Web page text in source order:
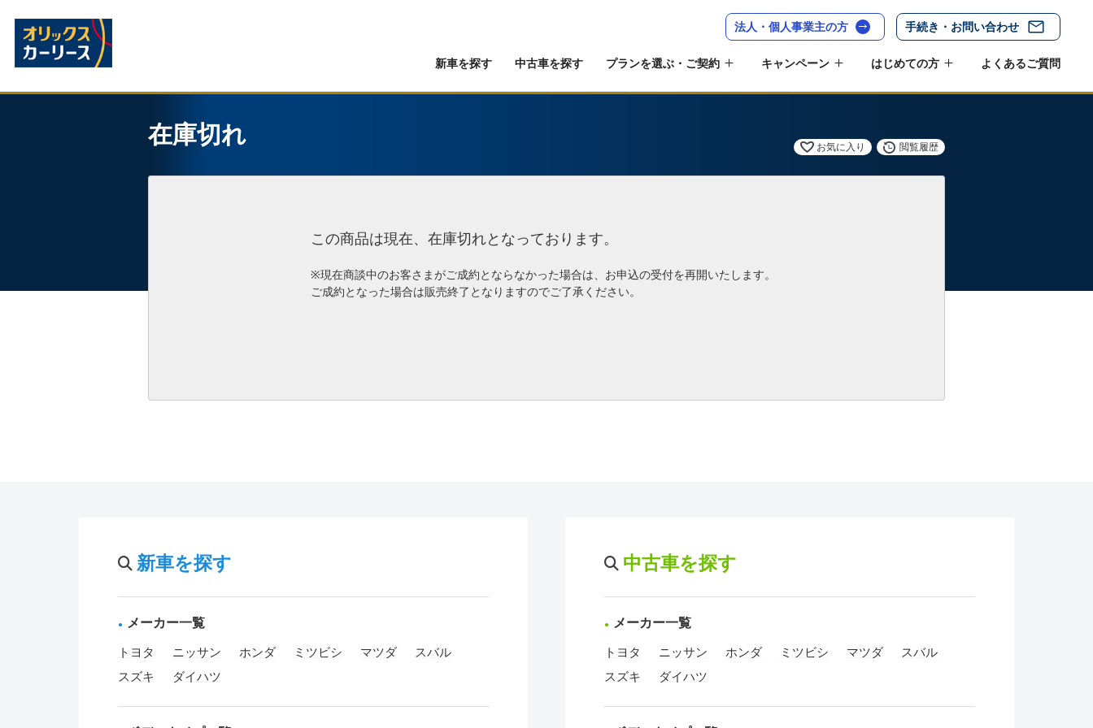
法人・個人事業主の方 手続き・お問い合わせ
新車を探す 中古車を探す プランを選ぶ・ご契約 キャンペーン はじめての方 よくあるご質問
在庫切れ お気に入り 閲覧履歴
この商品は現在、在庫切れとなっております。
※現在商談中のお客さまがご成約とならなかった場合は、お申込の受付を再開いたします。
ご成約となった場合は販売終了となりますのでご了承ください。
新車を探す
メーカー一覧
トヨタ ニッサン ホンダ ミツビシ マツダ
スバル
スズキ
ダイハツ
中古車を探す
メーカー一覧
トヨタ ニッサン ホンダ ミツビシ マツダ
スバル
スズキ
ダイハツ